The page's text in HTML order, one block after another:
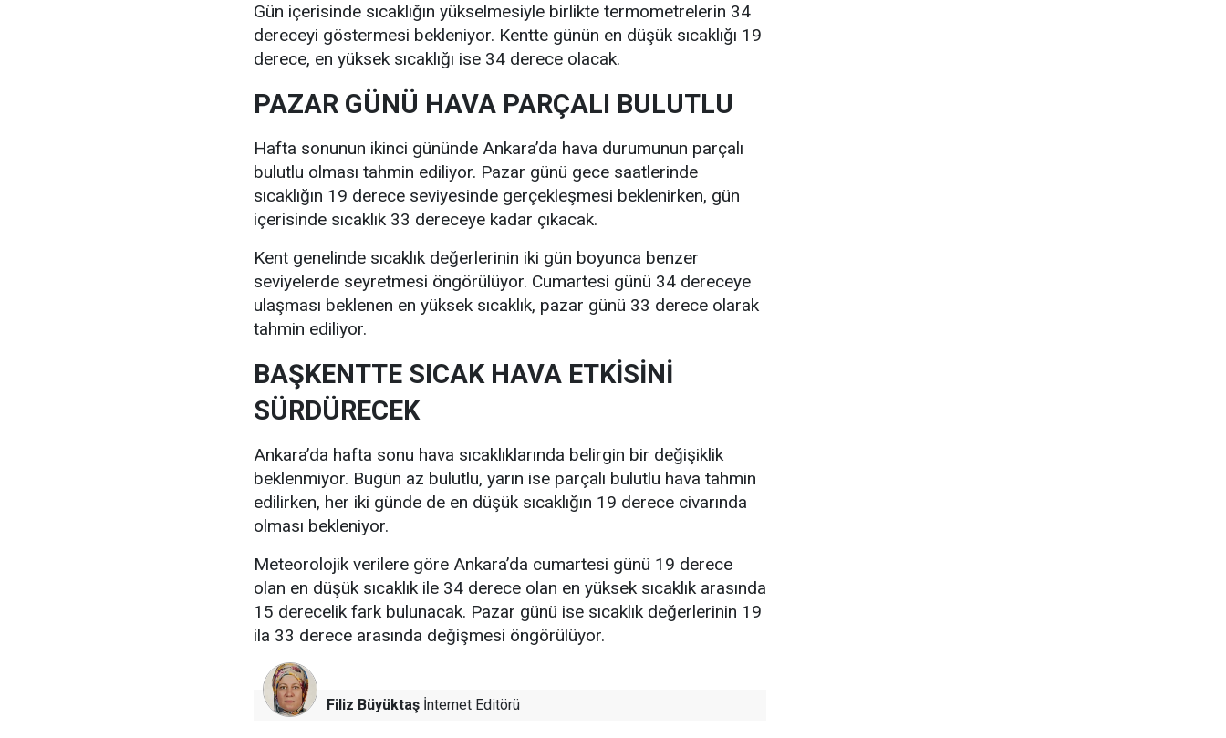
Gün içerisinde sıcaklığın yükselmesiyle birlikte termometrelerin 34
dereceyi göstermesi bekleniyor. Kentte günün en düşük sıcaklığı 19
derece, en yüksek sıcaklığı ise 34 derece olacak.
PAZAR GÜNÜ HAVA PARÇALI BULUTLU
Hafta sonunun ikinci gününde Ankara’da hava durumunun parçalı
bulutlu olması tahmin ediliyor. Pazar günü gece saatlerinde
sıcaklığın 19 derece seviyesinde gerçekleşmesi beklenirken, gün
içerisinde sıcaklık 33 dereceye kadar çıkacak.
Kent genelinde sıcaklık değerlerinin iki gün boyunca benzer
seviyelerde seyretmesi öngörülüyor. Cumartesi günü 34 dereceye
ulaşması beklenen en yüksek sıcaklık, pazar günü 33 derece olarak
tahmin ediliyor.
BAŞKENTTE SICAK HAVA ETKİSİNİ
SÜRDÜRECEK
Ankara’da hafta sonu hava sıcaklıklarında belirgin bir değişiklik
beklenmiyor. Bugün az bulutlu, yarın ise parçalı bulutlu hava tahmin
edilirken, her iki günde de en düşük sıcaklığın 19 derece civarında
olması bekleniyor.
Meteorolojik verilere göre Ankara’da cumartesi günü 19 derece
olan en düşük sıcaklık ile 34 derece olan en yüksek sıcaklık arasında
15 derecelik fark bulunacak. Pazar günü ise sıcaklık değerlerinin 19
ila 33 derece arasında değişmesi öngörülüyor.
Filiz Büyüktaş İnternet Editörü